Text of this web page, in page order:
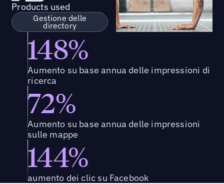
Products used
Gestione delle
directory
148%
Aumento su base annua delle impressioni di
ricerca
72%
Aumento su base annua delle impressioni
sulle mappe
144%
aumento dei clic su Facebook